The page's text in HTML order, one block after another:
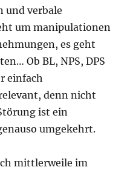
und verbale
um manipulationen
es geht
Ob BL, NPS, DPS
einfach
denn nicht
ist ein
umgekehrt.
mittlerweile im